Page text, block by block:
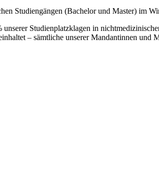
Studiengängen (Bachelor und Master) im
Studienplatzklagen in
– sämtliche unserer Mandantinnen und